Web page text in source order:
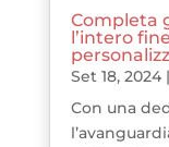
Completa
l’intero
Set 18, 2024|
Con una